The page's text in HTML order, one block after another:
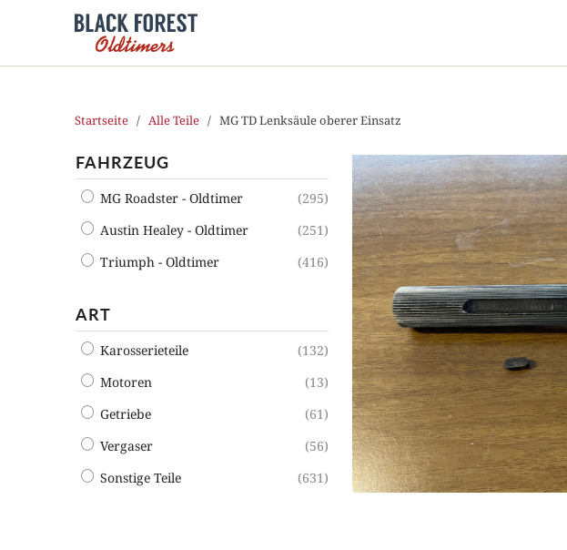
Startseite / Alle Teile / MG TD Lenksäule oberer Einsatz
FAHRZEUG
MG Roadster - Oldtimer
(295)
Austin Healey - Oldtimer
(251)
Triumph - Oldtimer
(416)
ART
Karosserieteile
(132)
Motoren
(13)
Getriebe
(61)
Vergaser
(56)
Sonstige Teile
(631)